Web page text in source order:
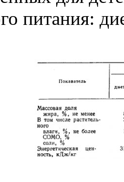
питания: